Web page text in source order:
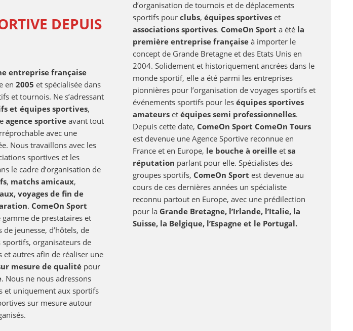
DEPUIS
entreprise française
en 2005 et spécialisée dans
et tournois. Ne s’adressant
et équipes sportives,
agence sportive avant tout
avec une
Nous travaillons avec les
sportives et les
le cadre d’organisation de
, matchs amicaux,
voyages de fin de
. ComeOn Sport
de prestataires et
de jeunesse, d’hôtels, de
organisateurs de
et autres afin de réaliser une
mesure de qualité pour
. Nous ne nous adressons
et uniquement aux sportifs
sur mesure autour
d’organisation de tournois et de déplacements
sportifs pour clubs, équipes sportiveset
associations sportives. ComeOn Sport a été la
première entreprise françaiseà importer le
concept de Grande Bretagne et des Etats Unis en
2004. Solidement et historiquement ancrées dans le
monde sportif, elle a été parmi les entreprises
pionnières pour l’organisation de voyages sportifs et
événements sportifs pour les équipes sportives
amateurset équipes semi professionnelles.
Depuis cette date, ComeOn Sport ComeOn Tours
est devenue une Agence Sportive reconnue en
France et en Europe, le bouche à oreilleet sa
réputation parlant pour elle. Spécialistes des
groupes sportifs, ComeOn Sport est devenue au
cours de ces dernières années un spécialiste
reconnu partout en Europe, avec une prédilection
pour la Grande Bretagne, l’Irlande, l’Italie, la
Suisse, la Belgique, l’Espagne et le Portugal.